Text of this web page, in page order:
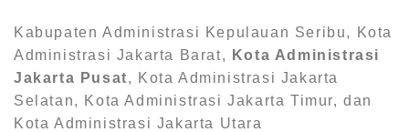
Kabupaten Administrasi Kepulauan Seribu, Kota
Administrasi Jakarta Barat,
Kota Administrasi
Jakarta Pusat, Kota Administrasi Jakarta
Selatan, Kota Administrasi Jakarta Timur, dan
Kota Administrasi Jakarta Utara